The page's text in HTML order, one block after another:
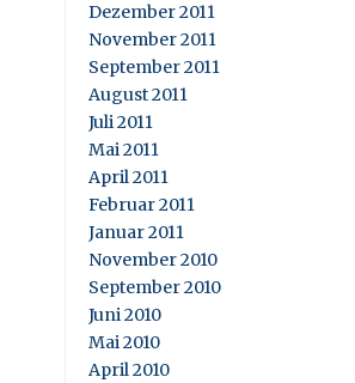
Dezember 2011
November 2011
September 2011
August 2011
Juli 2011
Mai 2011
April 2011
Februar 2011
Januar 2011
November 2010
September 2010
Juni 2010
Mai 2010
April 2010